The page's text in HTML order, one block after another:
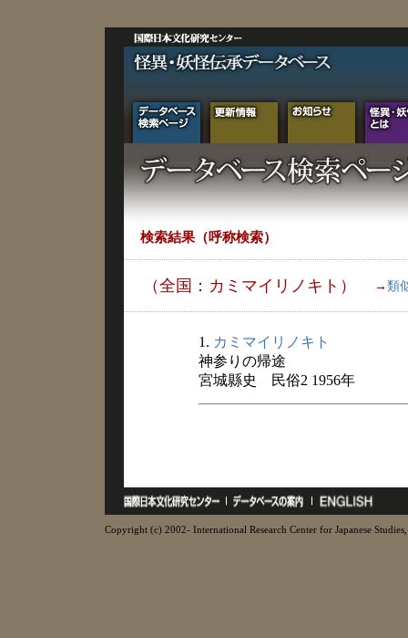
検索結果（呼称検索）
（全国：カミマイリノキト） → 類
1. カミマイリノキト
神参りの帰途
宮城縣史 民俗2 1956年
Copyright (c) 2002- International Research Center for Japanese